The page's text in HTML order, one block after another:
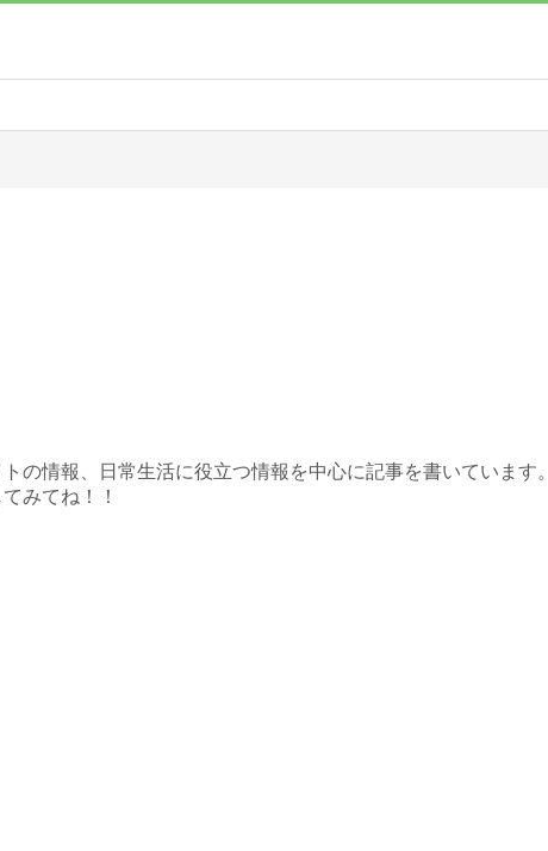
の情報、日常生活に役立つ情報を中心に記事を書いています。
みてね！！